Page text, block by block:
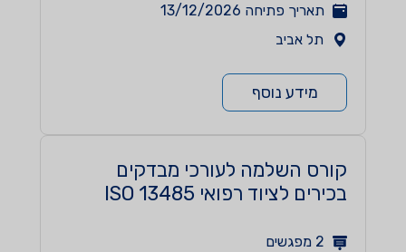
תאריך פתיחה 13/12/2026
תל אביב
מידע נוסף
קורס השלמה לעורכי מבדקים
בכירים לציוד רפואי ISO 13485
2 מפגשים